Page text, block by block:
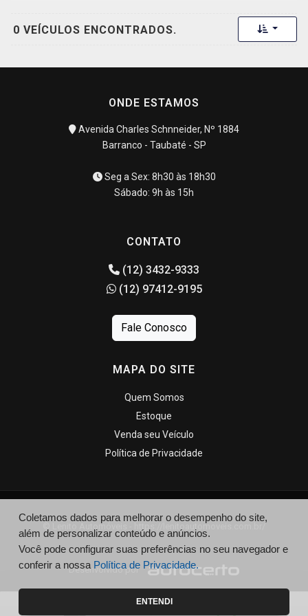
0 VEÍCULOS ENCONTRADOS. Toggle
ONDE ESTAMOS
Avenida Charles Schnneider, Nº 1884
Barranco - Taubaté - SP
Seg a Sex: 8h30 às 18h30
Sábado: 9h às 15h
CONTATO
(12) 3432-9333
(12) 97412-9195
Fale Conosco
MAPA DO SITE
Quem Somos
Estoque
Venda seu Veículo
Política de Privacidade
© Lenito Automóveis - https://lenitoautomoveis.com.br/
Desenvolvido por
Coletamos dados para melhorar o desempenho do site,
além de personalizar conteúdo e anúncios.
Você pode configurar suas preferências no seu navegador e
conferir a nossa Política de Privacidade.
ENTENDI